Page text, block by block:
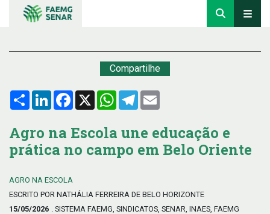
Compartilhe
Compartilhar
LinkedInFacebook
X WhatsApp
Telegram
Agro na Escola une educação e
prática no campo em Belo Oriente
AGRO NA ESCOLA
ESCRITO POR NATHÁLIA FERREIRA DE BELO HORIZONTE
15/05/2026 . SISTEMA FAEMG, SINDICATOS, SENAR, INAES, FAEMG